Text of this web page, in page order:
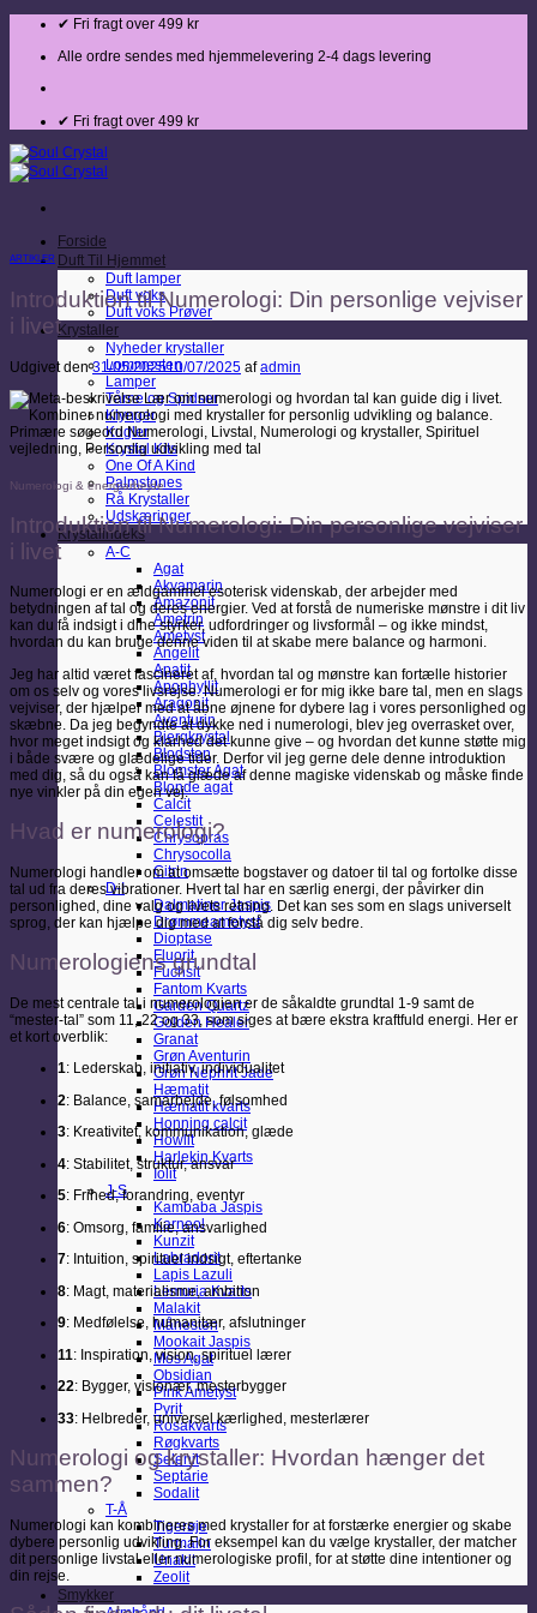
Fortsæt
indhold
✔ Fri fragt over 499 kr
Alle ordre sendes med hjemmelevering 2-4 dags levering
✔ Fri fragt over 499 kr
Forside
Duft Til Hjemmet
Duft lamper
Duft voks
Duft voks Prøver
Krystaller
Nyheder krystaller
Lommesten
Lamper
Tårne og Spidser
Klynger
Kugler
Krystal Kits
One Of A Kind
Palmstones
Rå Krystaller
Udskæringer
Krystalindeks
A-C
Agat
Akvamarin
Amazonit
Ametrin
Ametyst
Angelit
Apatit
Apophyllit
Aragonit
Aventurin
Bjergkrystal
Blodsten
Blomster Agat
Blonde agat
Calcit
Celestit
Chrysopras
Chrysocolla
Citrin
D-I
Dalmatiner Jaspis
Drømmeametyst
Dioptase
Fluorit
Fuchsit
Fantom Kvarts
Garden Quartz
Golden Healer
Granat
Grøn Aventurin
Grøn Nephrit Jade
Hæmatit
Hæmatit kvarts
Honning calcit
Howlit
Harlekin Kvarts
Iolit
J-S
Kambaba Jaspis
Karneol
Kunzit
Labradorit
Lapis Lazuli
Lemuria Kvarts
Malakit
Månesten
Mookait Jaspis
Mos Agat
Obsidian
Pink Ametyst
Pyrit
Rosakvarts
Røgkvarts
Selenit
Septarie
Sodalit
T-Å
Tigerøje
Turmalin
Unakit
Zeolit
Smykker
ARTIKLER
Introduktion til Numerologi: Din personlige vejviser
i livet
Udgivet den31/05/202510/07/2025 afadmin
Numerologi & energiarbejde
Introduktion til Numerologi: Din personlige vejviser
i livet
Numerologi er en ældgammel esoterisk videnskab, der arbejder med
betydningen af tal og deres energier. Ved at forstå de numeriske mønstre i dit liv
kan du få indsigt i dine styrker, udfordringer og livsformål – og ikke mindst,
hvordan du kan bruge denne viden til at skabe mere balance og harmoni.
Jeg har altid været fascineret af, hvordan tal og mønstre kan fortælle historier
om os selv og vores livsrejse. Numerologi er for mig ikke bare tal, men en slags
vejviser, der hjælper med at åbne øjnene for dybere lag i vores personlighed og
skæbne. Da jeg begyndte at dykke ned i numerologi, blev jeg overrasket over,
hvor meget indsigt og klarhed det kunne give – og hvordan det kunne støtte mig
i både svære og glædelige tider. Derfor vil jeg gerne dele denne introduktion
med dig, så du også kan få glæde af denne magiske videnskab og måske finde
nye vinkler på din egen vej.
Hvad er numerologi?
Numerologi handler om at omsætte bogstaver og datoer til tal og fortolke disse
tal ud fra deres vibrationer. Hvert tal har en særlig energi, der påvirker din
personlighed, dine valg og livets retning. Det kan ses som en slags universelt
sprog, der kan hjælpe dig med at forstå dig selv bedre.
Numerologiens grundtal
De mest centrale tal i numerologien er de såkaldte grundtal 1-9 samt de
“mester-tal” som 11, 22 og 33, som siges at bære ekstra kraftfuld energi. Her er
et kort overblik:
1: Lederskab, initiativ, individualitet
2: Balance, samarbejde, følsomhed
3: Kreativitet, kommunikation, glæde
4: Stabilitet, struktur, ansvar
5: Frihed, forandring, eventyr
6: Omsorg, familie, ansvarlighed
7: Intuition, spirituel indsigt, eftertanke
8: Magt, materialisme, ambition
9: Medfølelse, humanitær, afslutninger
11: Inspiration, vision, spirituel lærer
22: Bygger, visionær, mesterbygger
33: Helbreder, universel kærlighed, mesterlærer
Numerologi og krystaller: Hvordan hænger det
sammen?
Numerologi kan kombineres med krystaller for at forstærke energier og skabe
dybere personlig udvikling. For eksempel kan du vælge krystaller, der matcher
dit personlige livstal eller numerologiske profil, for at støtte dine intentioner og
din rejse.